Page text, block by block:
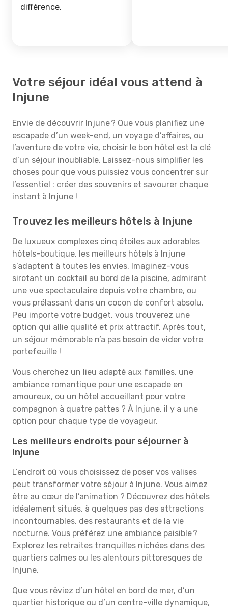
différence.
Votre séjour idéal vous attend à
Injune
Envie de découvrir Injune ? Que vous planifiez une
escapade d’un week-end, un voyage d’affaires, ou
l’aventure de votre vie, choisir le bon hôtel est la clé
d’un séjour inoubliable. Laissez-nous simplifier les
choses pour que vous puissiez vous concentrer sur
l’essentiel : créer des souvenirs et savourer chaque
instant à Injune !
Trouvez les meilleurs hôtels à Injune
De luxueux complexes cinq étoiles aux adorables
hôtels-boutique, les meilleurs hôtels à Injune
s’adaptent à toutes les envies. Imaginez-vous
sirotant un cocktail au bord de la piscine, admirant
une vue spectaculaire depuis votre chambre, ou
vous prélassant dans un cocon de confort absolu.
Peu importe votre budget, vous trouverez une
option qui allie qualité et prix attractif. Après tout,
un séjour mémorable n’a pas besoin de vider votre
portefeuille !
Vous cherchez un lieu adapté aux familles, une
ambiance romantique pour une escapade en
amoureux, ou un hôtel accueillant pour votre
compagnon à quatre pattes ? À Injune, il y a une
option pour chaque type de voyageur.
Les meilleurs endroits pour séjourner à
Injune
L’endroit où vous choisissez de poser vos valises
peut transformer votre séjour à Injune. Vous aimez
être au cœur de l’animation ? Découvrez des hôtels
idéalement situés, à quelques pas des attractions
incontournables, des restaurants et de la vie
nocturne. Vous préférez une ambiance paisible ?
Explorez les retraites tranquilles nichées dans des
quartiers calmes ou les alentours pittoresques de
Injune.
Que vous rêviez d’un hôtel en bord de mer, d’un
quartier historique ou d’un centre-ville dynamique,